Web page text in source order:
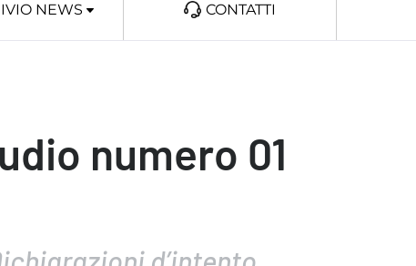
NEWS CONTATTI
numero 01